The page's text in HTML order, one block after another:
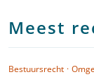
Meest
Bestuursrecht ·